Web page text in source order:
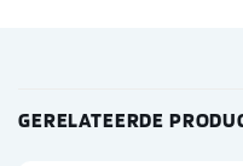
GERELATEERDE